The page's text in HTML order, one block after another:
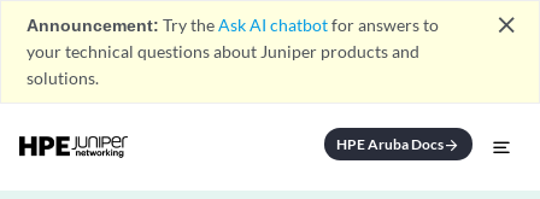
Announcement: Try theAsk AI chatbotfor answers to
your technical questions about Juniper products and
solutions.
close
HPE Aruba Docsarrow_forward